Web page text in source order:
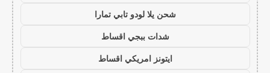
شحن يلا لودو تابي تمارا
شدات ببجي اقساط
ايتونز امريكي اقساط